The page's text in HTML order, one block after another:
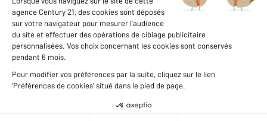
Données personnelles
Gestionnaire des cookies
Achat maison autour de HEUGUEVILLE SUR SIENNE (50200)